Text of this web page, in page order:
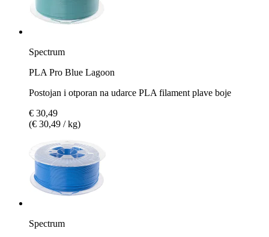
Spectrum
PLA Pro Blue Lagoon
Postojan i otporan na udarce PLA filament plave boje
€ 30,49
(€ 30,49 / kg)
Spectrum